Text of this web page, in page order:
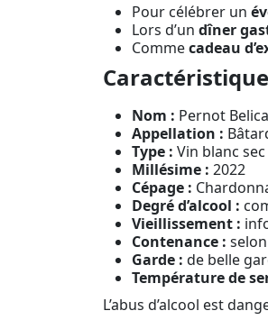
Pour célébrer un
Lors d’un dîner
Commecadeau
Nom : Pernot
Appellation :
Type : Vin blanc sec
Millésime : 2022
Cépage :
Degré d’alcool :
Vieillissement :
Contenance :
Garde : de belle
Température de
L’abus d’alcool est